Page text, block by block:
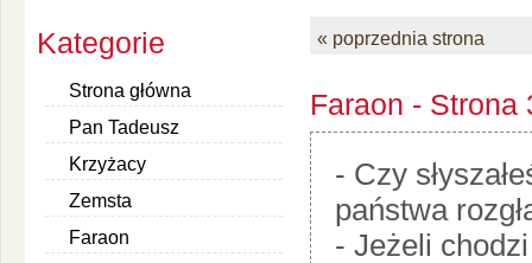
Kategorie
Strona główna
Pan Tadeusz
Krzyżacy
Zemsta
Faraon
« poprzednia strona
Faraon - Strona
- Czy
państwa
- Jeżeli